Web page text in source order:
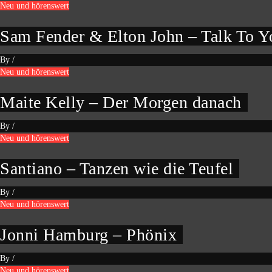
Neu und hörenswert
Sam Fender & Elton John – Talk To
By /
Neu und hörenswert
Maite Kelly – Der Morgen danach
By /
Neu und hörenswert
Santiano – Tanzen wie die Teufel
By /
Neu und hörenswert
Jonni Hamburg – Phönix
By /